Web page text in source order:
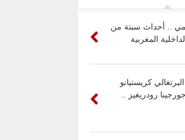
.. أحداث سبتة من
المغربية
كريستيانو
رودريغيز ..